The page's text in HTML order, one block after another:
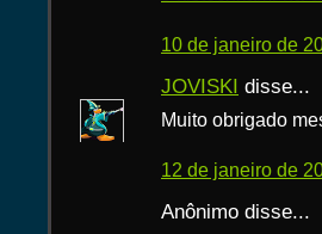
10 de janeiro de
JOVISKI disse...
Muito obrigado
12 de janeiro de
Anônimo disse...